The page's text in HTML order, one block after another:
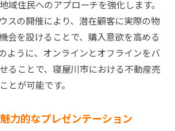
域住民へのアプローチを強化します。
スの開催により、潜在顧客に実際の物
会を設けることで、購入意欲を高める
ように、オンラインとオフラインをバ
ることで、寝屋川市における不動産売
とが可能です。
力的なプレゼンテーション